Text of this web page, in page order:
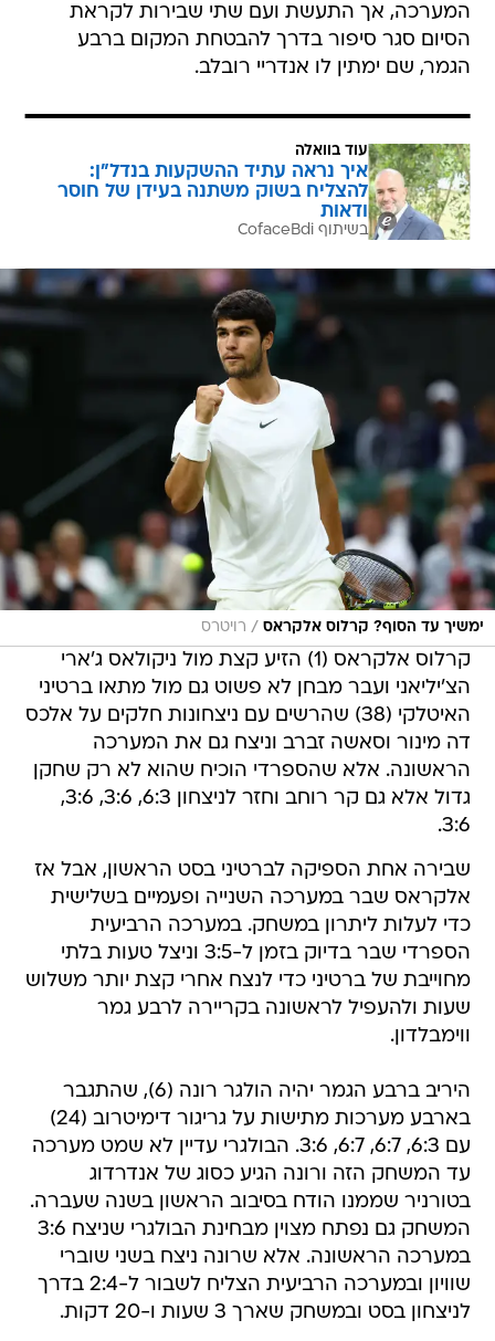
המערכה, אך התעשת ועם שתי שבירות לקראת
הסיום סגר סיפור בדרך להבטחת המקום ברבע
הגמר, שם ימתין לו אנדריי רובלב.
עוד בוואלה
איך נראה עתיד ההשקעות בנדל"ן:
להצליח בשוק משתנה בעידן של חוסר
ודאות
בשיתוף CofaceBdi
ימשיך עד הסוף? קרלוס אלקראס / רויטרס
קרלוס אלקראס (1) הזיע קצת מול ניקולאס ג'ארי
הצ'יליאני ועבר מבחן לא פשוט גם מול מתאו ברטיני
האיטלקי (38) שהרשים עם ניצחונות חלקים על אלכס
דה מינור וסאשה זברב וניצח גם את המערכה
הראשונה. אלא שהספרדי הוכיח שהוא לא רק שחקן
גדול אלא גם קר רוחב וחזר לניצחון 6:3, 3:6, 3:6,
3:6.
שבירה אחת הספיקה לברטיני בסט הראשון, אבל אז
אלקראס שבר במערכה השנייה ופעמיים בשלישית
כדי לעלות ליתרון במשחק. במערכה הרביעית
הספרדי שבר בדיוק בזמן ל-3:5 וניצל טעות בלתי
מחוייבת של ברטיני כדי לנצח אחרי קצת יותר משלוש
שעות ולהעפיל לראשונה בקריירה לרבע גמר
ווימבלדון.
היריב ברבע הגמר יהיה הולגר רונה (6), שהתגבר
בארבע מערכות מתישות על גריגור דימיטרוב (24)
עם 6:3, 6:7, 6:7, 3:6. הבולגרי עדיין לא שמט מערכה
עד המשחק הזה ורונה הגיע כסוג של אנדרדוג
בטורניר שממנו הודח בסיבוב הראשון בשנה שעברה.
המשחק גם נפתח מצוין מבחינת הבולגרי שניצח 3:6
במערכה הראשונה. אלא שרונה ניצח בשני שוברי
שוויון ובמערכה הרביעית הצליח לשבור ל-2:4 בדרך
לניצחון בסט ובמשחק שארך 3 שעות ו-20 דקות.